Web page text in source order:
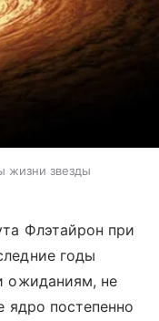
жизни звезды
Флэтайрон при
годы
ожиданиям, не
ядро постепенно